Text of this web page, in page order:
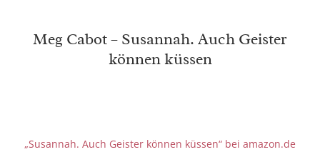
Meg Cabot – Susannah. Auch Geister
können küssen
„Susannah. Auch Geister können küssen“ bei amazon.de